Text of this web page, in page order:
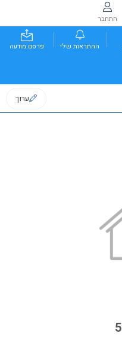
התחבר
ההתראות שלי פרסם מודעה
ערוך